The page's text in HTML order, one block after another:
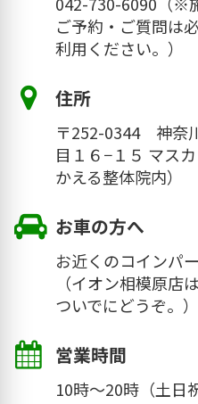
横浜銀行のところ
らに直進。
横浜銀行のところの
右へ。
センター横をそのま
す。（手前は長い
ご予約・ご質問は
利用ください。）
住所
〒252-0344 神奈
目１６−１５ マス
かえる整体院内）
お車の方へ
お近くのコインパ
（イオン相模原店
ついでにどうぞ。）
営業時間
10時～20時（土日